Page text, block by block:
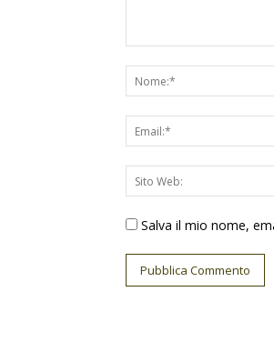
Salva il mio nome,